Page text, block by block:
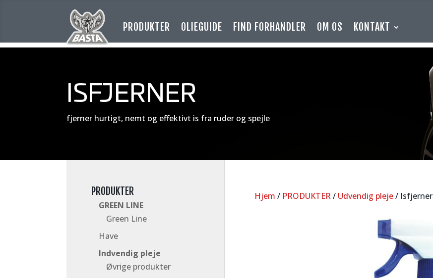
PRODUKTER OLIEGUIDE FIND FORHANDLER OM OS KONTAKT
ISFJERNER
fjerner hurtigt, nemt og effektivt is fra ruder og spejle
PRODUKTER
GREEN LINE
Green Line
Have
Indvendig pleje
Øvrige produkter
Hjem / PRODUKTER/ Udvendig pleje/ Isfjerner